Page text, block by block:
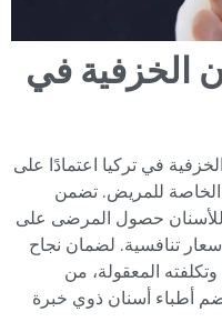
الخزفية في
في تركيا اعتمادًا على
الخاصة للمريض. تضمن
للأسنان حصول المرضى على
تنافسية. لضمان نجاح
المعقولة، من
أطباء أسنان ذوي خبرة